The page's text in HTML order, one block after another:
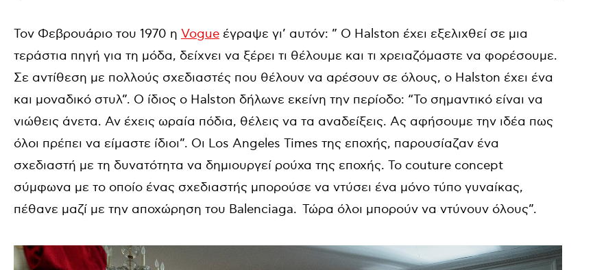
Τον Φεβρουάριο του 1970 η Vogue έγραψε γι’ αυτόν: ” Ο Halston έχει εξελιχθεί σε μια
τεράστια πηγή για τη μόδα, δείχνει να ξέρει τι θέλουμε και τι χρειαζόμαστε να φορέσουμε.
Σε αντίθεση με πολλούς σχεδιαστές που θέλουν να αρέσουν σε όλους, ο Halston έχει ένα
και μοναδικό στυλ”. Ο ίδιος ο Halston δήλωνε εκείνη την περίοδο: “Το σημαντικό είναι να
νιώθεις άνετα. Αν έχεις ωραία πόδια, θέλεις να τα αναδείξεις. Ας αφήσουμε την ιδέα πως
όλοι πρέπει να είμαστε ίδιοι”. Οι Los Angeles Times της εποχής, παρουσίαζαν ένα
σχεδιαστή με τη δυνατότητα να δημιουργεί ρούχα της εποχής. Το couture concept
σύμφωνα με το οποίο ένας σχεδιαστής μπορούσε να ντύσει ένα μόνο τύπο γυναίκας,
πέθανε μαζί με την αποχώρηση του Balenciaga. Τώρα όλοι μπορούν να ντύνουν όλους”.